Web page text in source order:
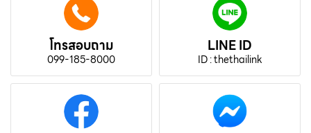
โทรสอบถาม
099-185-8000
LINE ID
ID : thethailink